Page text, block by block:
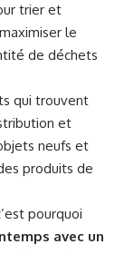
trier et
le
de déchets
qui trouvent
et
neufs et
produits de
pourquoi
avec un